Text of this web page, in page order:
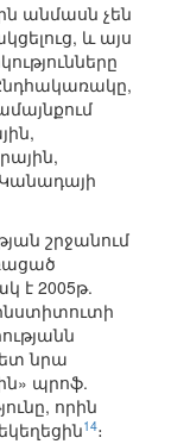
անմասն չեն
և այս
Կանադայի
շրջանում
է 2005թ.
նրա
պրոֆ.
որին
14։